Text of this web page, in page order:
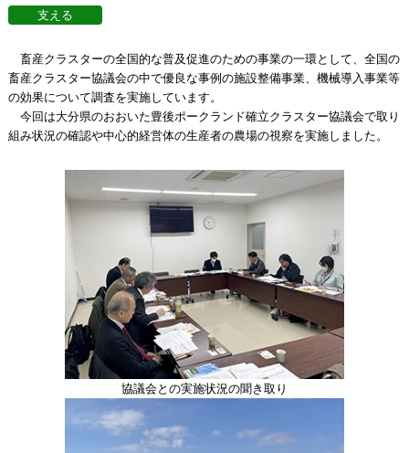
畜産クラスターの全国的な普及促進のための事業の一環として、全国の
畜産クラスター協議会の中で優良な事例の施設整備事業、機械導入事業等
の効果について調査を実施しています。
今回は大分県のおおいた豊後ポークランド確立クラスター協議会で取り
組み状況の確認や中心的経営体の生産者の農場の視察を実施しました。
協議会との実施状況の聞き取り